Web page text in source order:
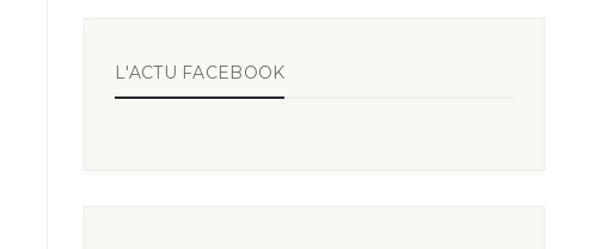
L'ACTU FACEBOOK